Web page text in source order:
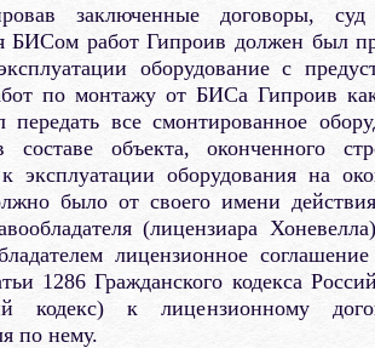
заключенные договоры,
БИСом работ Гипроив должен был
оборудование с
по монтажу от БИСа Гипроив
передать все смонтированное
составе объекта, оконченного
эксплуатации оборудования на
было от своего имени
(лицензиара
лицензионное
1286 Гражданского кодекса
кодекс) к лицензионному
по нему.